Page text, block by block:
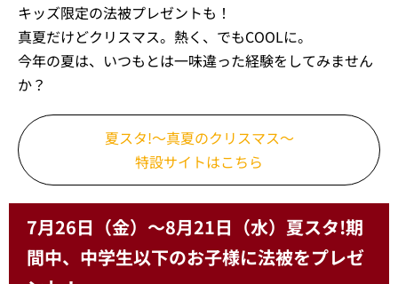
キッズ限定の法被プレゼントも！
真夏だけどクリスマス。熱く、でもCOOLに。
今年の夏は、いつもとは一味違った経験をしてみません
か？
夏スタ!～真夏のクリスマス～
特設サイトはこちら
7月26日（金）～8月21日（水）夏スタ!期
間中、中学生以下のお子様に法被をプレゼ